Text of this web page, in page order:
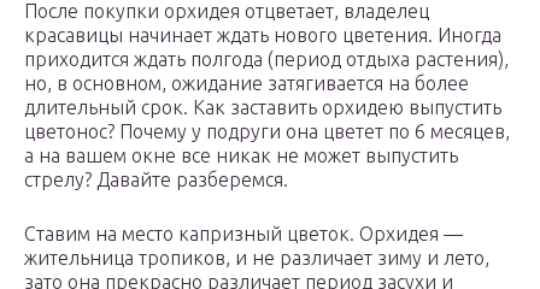
После покупки орхидея отцветает, владелец
красавицы начинает ждать нового цветения. Иногда
приходится ждать полгода (период отдыха растения),
но, в основном, ожидание затягивается на более
длительный срок. Как заставить орхидею выпустить
цветонос? Почему у подруги она цветет по 6 месяцев,
а на вашем окне все никак не может выпустить
стрелу? Давайте разберемся.
Ставим на место капризный цветок. Орхидея —
жительница тропиков, и не различает зиму и лето,
зато она прекрасно различает период засухи и